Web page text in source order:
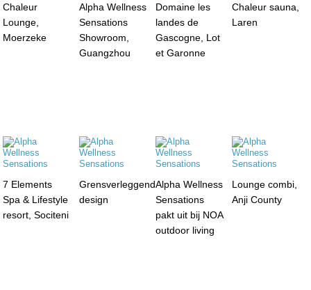
Chaleur
Lounge,
Moerzeke
Alpha Wellness
Sensations
Showroom,
Guangzhou
Domaine les
landes de
Gascogne, Lot
et Garonne
Chaleur sauna,
Laren
7 Elements
Spa & Lifestyle
resort, Sociteni
Grensverleggend
design
Alpha Wellness
Sensations
pakt uit bij NOA
outdoor living
Lounge combi,
Anji County